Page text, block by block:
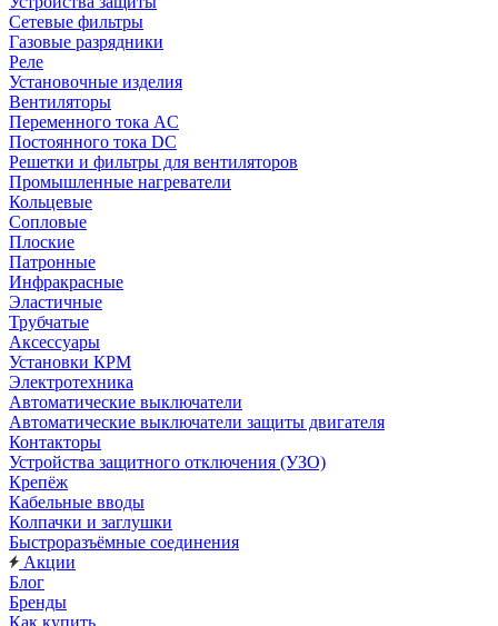
Сетевые фильтры
Газовые разрядники
Реле
Установочные изделия
Вентиляторы
Переменного тока AC
Постоянного тока DC
Решетки и фильтры для вентиляторов
Промышленные нагреватели
Кольцевые
Сопловые
Плоские
Патронные
Инфракрасные
Эластичные
Трубчатые
Аксессуары
Установки КРМ
Электротехника
Автоматические выключатели
Автоматические выключатели защиты двигателя
Контакторы
Устройства защитного отключения (УЗО)
Крепёж
Кабельные вводы
Колпачки и заглушки
Быстроразъёмные соединения
Акции
Блог
Бренды
Как купить